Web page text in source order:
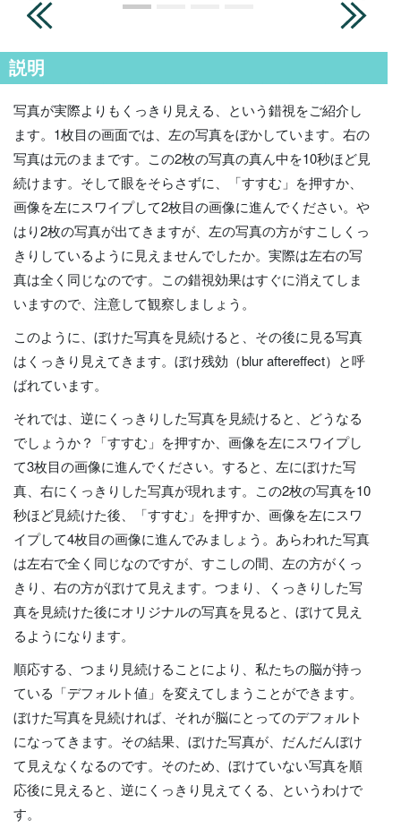
説明
写真が実際よりもくっきり見える、という錯視をご紹介し
ます。1枚目の画面では、左の写真をぼかしています。右の
写真は元のままです。この2枚の写真の真ん中を10秒ほど見
続けます。そして眼をそらさずに、「すすむ」を押すか、
画像を左にスワイプして2枚目の画像に進んでください。や
はり2枚の写真が出てきますが、左の写真の方がすこしくっ
きりしているように見えませんでしたか。実際は左右の写
真は全く同じなのです。この錯視効果はすぐに消えてしま
いますので、注意して観察しましょう。
このように、ぼけた写真を見続けると、その後に見る写真
はくっきり見えてきます。ぼけ残効（blur aftereffect）と呼
ばれています。
それでは、逆にくっきりした写真を見続けると、どうなる
でしょうか？「すすむ」を押すか、画像を左にスワイプし
て3枚目の画像に進んでください。すると、左にぼけた写
真、右にくっきりした写真が現れます。この2枚の写真を10
秒ほど見続けた後、「すすむ」を押すか、画像を左にスワ
イプして4枚目の画像に進んでみましょう。あらわれた写真
は左右で全く同じなのですが、すこしの間、左の方がくっ
きり、右の方がぼけて見えます。つまり、くっきりした写
真を見続けた後にオリジナルの写真を見ると、ぼけて見え
るようになります。
順応する、つまり見続けることにより、私たちの脳が持っ
ている「デフォルト値」を変えてしまうことができます。
ぼけた写真を見続ければ、それが脳にとってのデフォルト
になってきます。その結果、ぼけた写真が、だんだんぼけ
て見えなくなるのです。そのため、ぼけていない写真を順
応後に見えると、逆にくっきり見えてくる、というわけで
す。